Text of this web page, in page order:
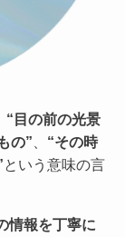
“目の前の光景
の”
“その時
という意味の言
情報を丁寧に